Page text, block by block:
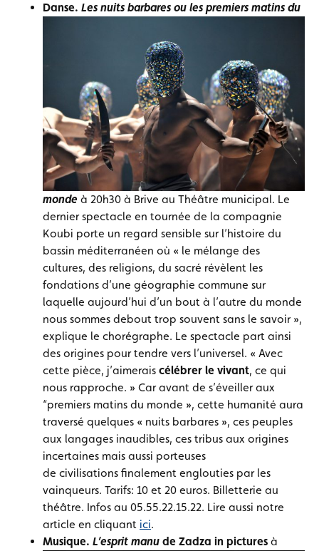
Danse. Les nuits barbares ou les premiers matins du
monde à 20h30 à Brive au Théâtre municipal. Le
dernier spectacle en tournée de la compagnie
Koubi porte un regard sensible sur l’histoire du
bassin méditerranéen où « le mélange des
cultures, des religions, du sacré révèlent les
fondations d’une géographie commune sur
laquelle aujourd’hui d’un bout à l’autre du monde
nous sommes debout trop souvent sans le savoir »,
explique le chorégraphe. Le spectacle part ainsi
des origines pour tendre vers l’universel. « Avec
cette pièce, j’aimerais célébrer le vivant, ce qui
nous rapproche. » Car avant de s’éveiller aux
“premiers matins du monde », cette humanité aura
traversé quelques « nuits barbares », ces peuples
aux langages inaudibles, ces tribus aux origines
incertaines mais aussi porteuses
de civilisations finalement englouties par les
vainqueurs. Tarifs: 10 et 20 euros. Billetterie au
théâtre. Infos au 05.55.22.15.22. Lire aussi notre
article en cliquant ici.
Musique. L’esprit manu de Zadza in pictures à